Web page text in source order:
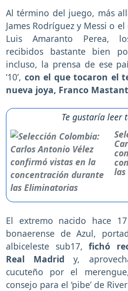
Al término del juego, más
James Rodríguez y Messi o
Luis Amaranto Perea,
recibidos bastante bien
incluso, la prensa de ese
‘10’, con el que tocaron el
nueva joya, Franco
Te gustaría leer
El extremo nacido hace
bonaerense de Azul,
albiceleste sub17,fichó
Real Madrid y,
cucuteño por el
consejo para el ‘pibe’ de